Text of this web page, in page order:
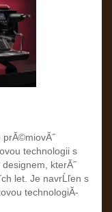
technologii s
kterĂ˝
let. Je navrĹľen s
technologiĂ­